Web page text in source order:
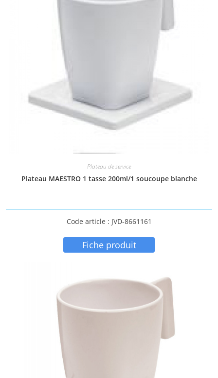
Plateau de service
Plateau MAESTRO 1 tasse 200ml/1 soucoupe blanche
Code article : JVD-8661161
Fiche produit